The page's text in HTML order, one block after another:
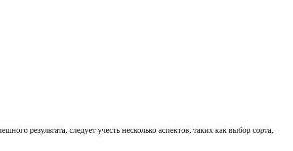
результата, следует учесть несколько аспектов, таких как выбор сорта,